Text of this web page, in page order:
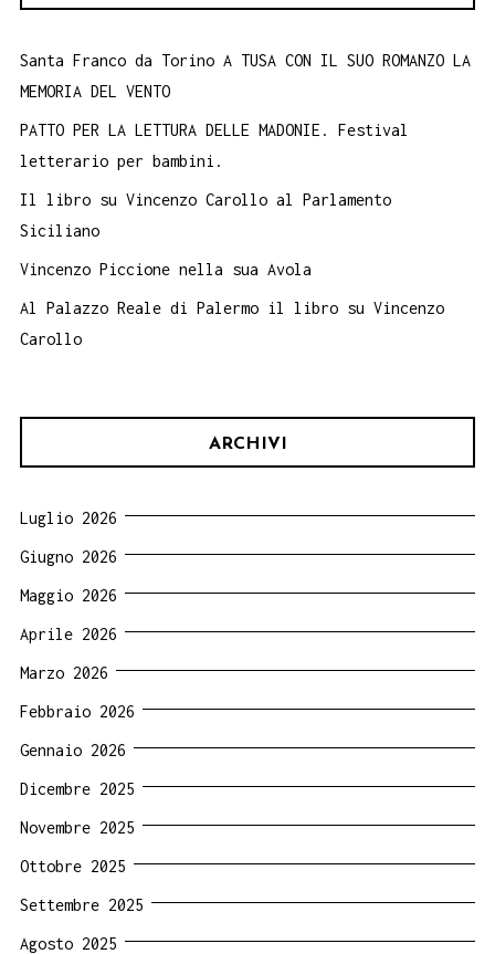
Santa Franco da Torino A TUSA CON IL SUO ROMANZO LA
MEMORIA DEL VENTO
PATTO PER LA LETTURA DELLE MADONIE. Festival
letterario per bambini.
Il libro su Vincenzo Carollo al Parlamento
Siciliano
Vincenzo Piccione nella sua Avola
Al Palazzo Reale di Palermo il libro su Vincenzo
Carollo
ARCHIVI
Luglio 2026
Giugno 2026
Maggio 2026
Aprile 2026
Marzo 2026
Febbraio 2026
Gennaio 2026
Dicembre 2025
Novembre 2025
Ottobre 2025
Settembre 2025
Agosto 2025